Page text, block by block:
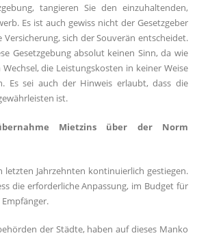
tangieren Sie den einzuhaltenden,
Es ist auch gewiss nicht der Gesetzgeber
sich der Souverän entscheidet.
Gesetzgebung absolut keinen Sinn, da wie
die Leistungskosten in keiner Weise
Es sei auch der Hinweis erlaubt, dass die
ist.
Mietzins über der Norm
letzten Jahrzehnten kontinuierlich gestiegen.
die erforderliche Anpassung, im Budget für
der Städte, haben auf dieses Manko